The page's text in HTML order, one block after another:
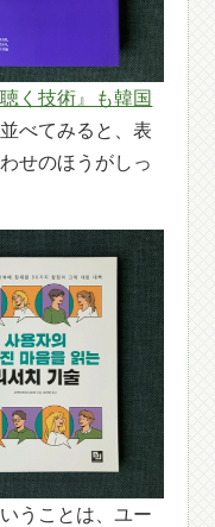
く技術』も韓国
べてみると、表
せのほうがしっ
うことは、ユー